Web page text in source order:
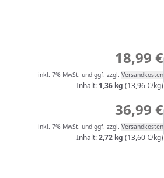
18,99 €
inkl. 7% MwSt. und ggf. zzgl. Versandkosten
Inhalt: 1,36 kg (13,96 €/kg)
36,99 €
inkl. 7% MwSt. und ggf. zzgl. Versandkosten
Inhalt:2,72 kg (13,60 €/kg)